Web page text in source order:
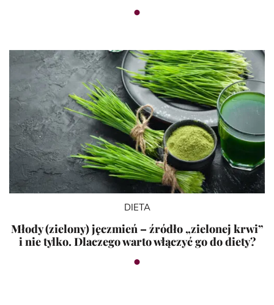
DIETA
Młody (zielony) jęczmień – źródło „zielonej krwi”
i nie tylko. Dlaczego warto włączyć go do diety?